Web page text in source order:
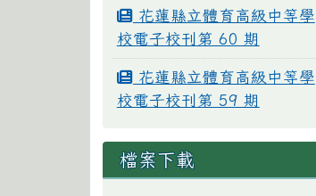
花蓮縣立體育高級中等學
校電子校刊第 60 期
花蓮縣立體育高級中等學
校電子校刊第 59 期
檔案下載